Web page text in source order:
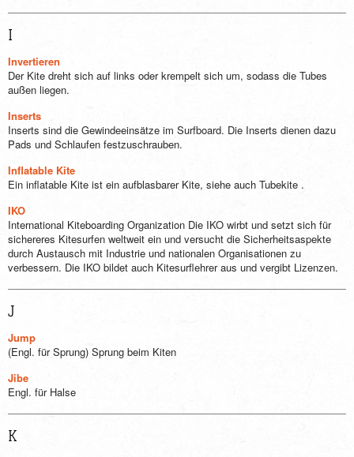
I
Invertieren
Der Kite dreht sich auf links oder krempelt sich um, sodass die Tubes
außen liegen.
Inserts
Inserts sind die Gewindeeinsätze im Surfboard. Die Inserts dienen dazu
Pads und Schlaufen festzuschrauben.
Inflatable Kite
Ein inflatable Kite ist ein aufblasbarer Kite, siehe auch Tubekite .
IKO
International Kiteboarding Organization Die IKO wirbt und setzt sich für
sichereres Kitesurfen weltweit ein und versucht die Sicherheitsaspekte
durch Austausch mit Industrie und nationalen Organisationen zu
verbessern. Die IKO bildet auch Kitesurflehrer aus und vergibt Lizenzen.
J
Jump
(Engl. für Sprung) Sprung beim Kiten
Jibe
Engl. für Halse
K